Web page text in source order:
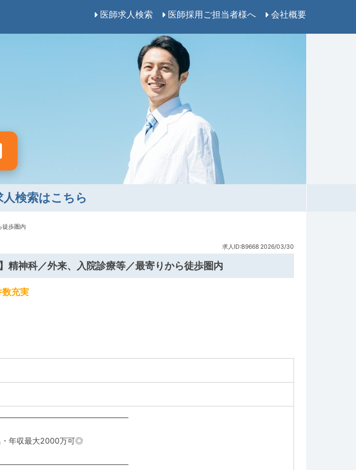
医師求人検索 医師採用ご担当者様へ 会社概要
人検索はこちら
徒歩圏内
求人ID:B9668 2026/03/30
精神科／外来、入院診療等／最寄りから徒歩圏内
充実
・年収最大2000万可◎